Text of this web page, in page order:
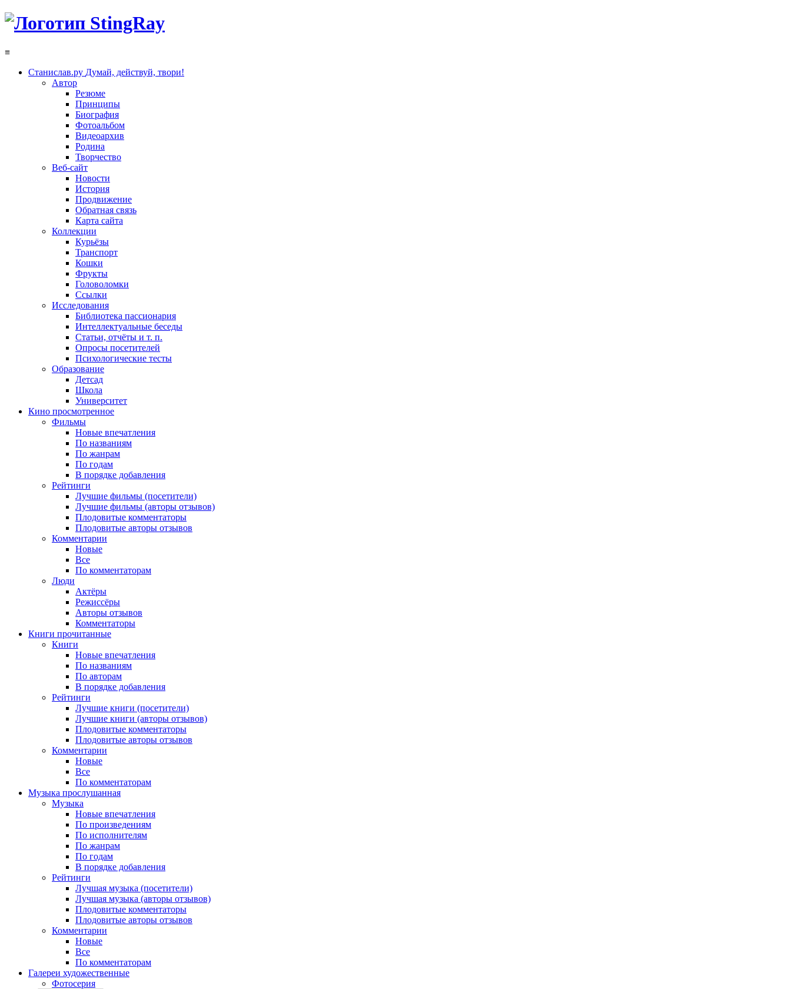
≡
Станислав.ру Думай, действуй, твори!
Автор
Резюме
Принципы
Биография
Фотоальбом
Видеоархив
Родина
Творчество
Веб-сайт
Новости
История
Продвижение
Обратная связь
Карта сайта
Коллекции
Курьёзы
Транспорт
Кошки
Фрукты
Головоломки
Ссылки
Исследования
Библиотека пассионария
Интеллектуальные беседы
Статьи, отчёты и т. п.
Опросы посетителей
Психологические тесты
Образование
Детсад
Школа
Университет
Кино просмотренное
Фильмы
Новые впечатления
По названиям
По жанрам
По годам
В порядке добавления
Рейтинги
Лучшие фильмы (посетители)
Лучшие фильмы (авторы отзывов)
Плодовитые комментаторы
Плодовитые авторы отзывов
Комментарии
Новые
Все
По комментаторам
Люди
Актёры
Режиссёры
Авторы отзывов
Комментаторы
Книги прочитанные
Книги
Новые впечатления
По названиям
По авторам
В порядке добавления
Рейтинги
Лучшие книги (посетители)
Лучшие книги (авторы отзывов)
Плодовитые комментаторы
Плодовитые авторы отзывов
Комментарии
Новые
Все
По комментаторам
Музыка прослушанная
Музыка
Новые впечатления
По произведениям
По исполнителям
По жанрам
По годам
В порядке добавления
Рейтинги
Лучшая музыка (посетители)
Лучшая музыка (авторы отзывов)
Плодовитые комментаторы
Плодовитые авторы отзывов
Комментарии
Новые
Все
По комментаторам
Галереи художественные
Фотосерия